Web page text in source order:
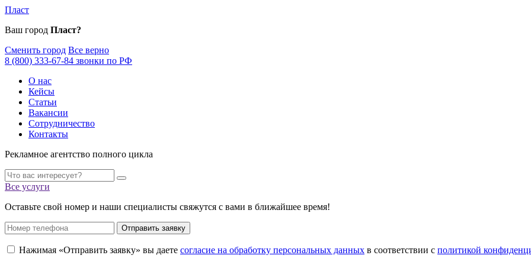
Пласт
Ваш город Пласт?
Сменить город Все верно
8 (800) 333-67-84 звонки по РФ
О нас
Кейсы
Статьи
Вакансии
Сотрудничество
Контакты
Рекламное агентство полного цикла
Все услуги
Оставьте свой номер и наши специалисты свяжутся с вами в ближайшее время!
Отправить заявку
Нажимая «Отправить заявку» вы даете согласие на обработку персональных данных в соответствии с политикой